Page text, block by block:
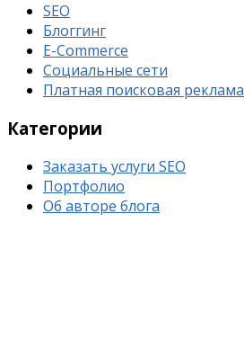
SEO
Блоггинг
E-Commerce
Социальные сети
Платная поисковая реклама
Категории
Заказать услуги SEO
Портфолио
Об авторе блога